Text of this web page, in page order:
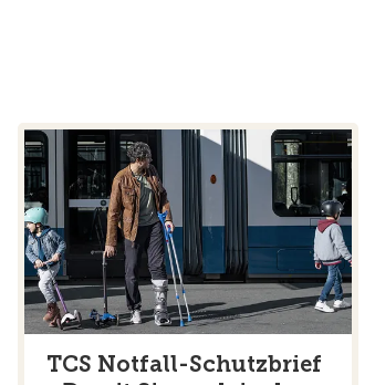
TCS Notfall-Schutzbrief